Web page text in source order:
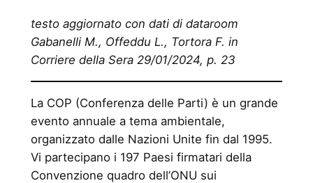
testo aggiornato con dati di dataroom
Gabanelli M., Offeddu L., Tortora F. in
Corriere della Sera 29/01/2024, p. 23
La COP (Conferenza delle Parti) è un grande
evento annuale a tema ambientale,
organizzato dalle Nazioni Unite fin dal 1995.
Vi partecipano i 197 Paesi firmatari della
Convenzione quadro dell’ONU sui